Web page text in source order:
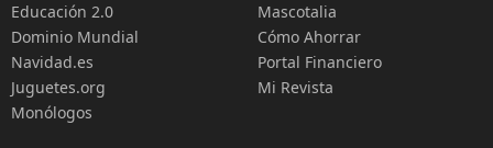
Educación 2.0
Dominio Mundial
Navidad.es
Juguetes.org
Monólogos
Mascotalia
Cómo Ahorrar
Portal Financiero
Mi Revista